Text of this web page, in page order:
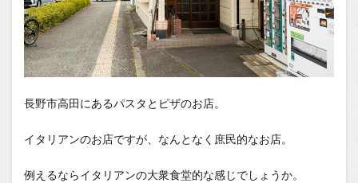
長野市高田にあるパスタとピザのお店。
イタリアンのお店ですが、なんとなく庶民的なお店。
例えるならイタリアンの大衆食堂的な感じでしょうか。